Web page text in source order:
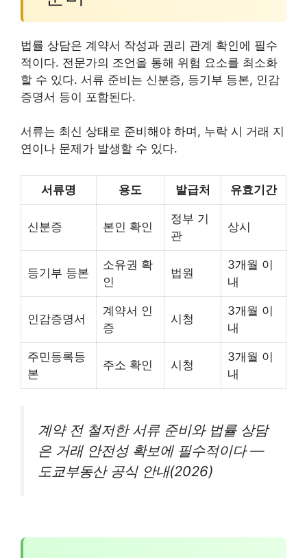
법률 상담은 계약서 작성과 권리 관계 확인에 필수
적이다. 전문가의 조언을 통해 위험 요소를 최소화
할 수 있다. 서류 준비는 신분증, 등기부 등본, 인감
증명서 등이 포함된다.
서류는 최신 상태로 준비해야 하며, 누락 시 거래 지
연이나 문제가 발생할 수 있다.
서류명 용도 발급처 유효기간
신분증 본인 확인
정부 기
관
상시
등기부 등본
소유권 확
인
법원
3개월 이
내
인감증명서
계약서 인
증
시청
3개월 이
내
주민등록등
본
주소 확인 시청
3개월 이
내
계약 전 철저한 서류 준비와 법률 상담
은 거래 안전성 확보에 필수적이다 —
도쿄부동산 공식 안내(2026)